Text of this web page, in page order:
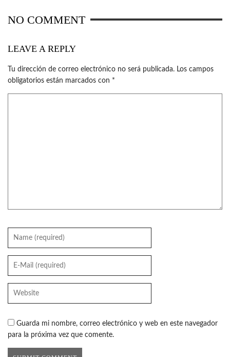
NO COMMENT
LEAVE A REPLY
Tu dirección de correo electrónico no será publicada. Los campos
obligatorios están marcados con *
Guarda mi nombre, correo electrónico y web en este navegador
para la próxima vez que comente.